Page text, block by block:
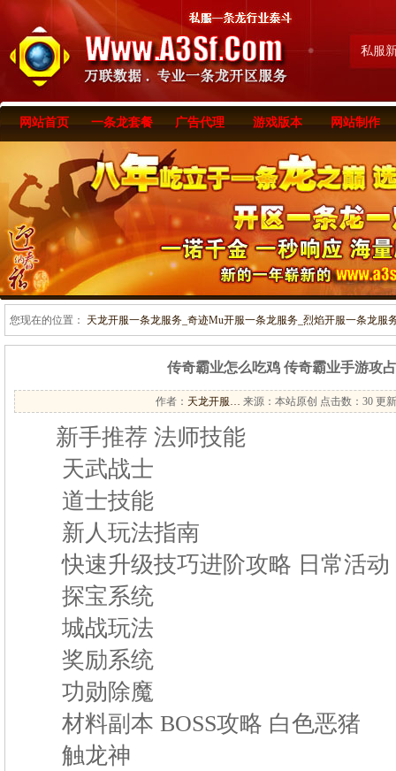
私服
网站首页 一条龙套餐 广告代理 游戏版本 网站制作
您现在的位置： 天龙开服一条龙服务_奇迹Mu开服一条龙服务_烈焰开服一条龙服
传奇霸业怎么吃鸡 传奇霸业手游攻
作者： 天龙开服… 来源：本站原创 点击数： 30 更
新手推荐 法师技能
天武战士
道士技能
新人玩法指南
快速升级技巧进阶攻略 日常活动
探宝系统
城战玩法
奖励系统
功勋除魔
材料副本 BOSS攻略 白色恶猪
触龙神